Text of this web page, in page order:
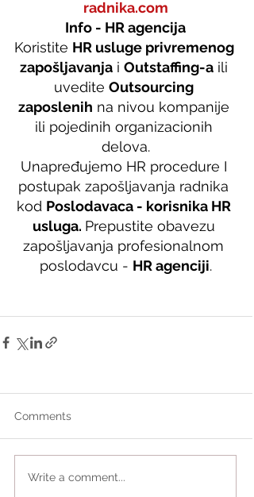
radnika.com
Info - HR agencija
Koristite HR usluge privremenog
zapošljavanja i Outstaffing-a ili
uvedite Outsourcing
zaposlenih na nivou kompanije
ili pojedinih organizacionih
delova.
Unapređujemo HR procedure I
postupak zapošljavanja radnika
kod Poslodavaca - korisnika HR
usluga. Prepustite obavezu
zapošljavanja profesionalnom
poslodavcu - HR agenciji.
Comments
Write a comment...